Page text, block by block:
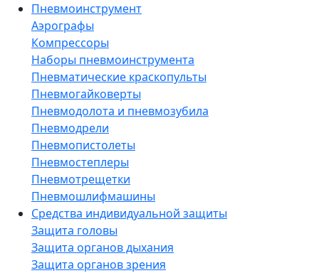
Пневмоинструмент
Аэрографы
Компрессоры
Наборы пневмоинструмента
Пневматические краскопульты
Пневмогайковерты
Пневмодолота и пневмозубила
Пневмодрели
Пневмопистолеты
Пневмостеплеры
Пневмотрещетки
Пневмошлифмашины
Средства индивидуальной защиты
Защита головы
Защита органов дыхания
Защита органов зрения